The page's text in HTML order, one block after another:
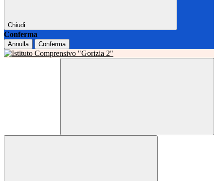
Chiudi
Conferma
Annulla Conferma